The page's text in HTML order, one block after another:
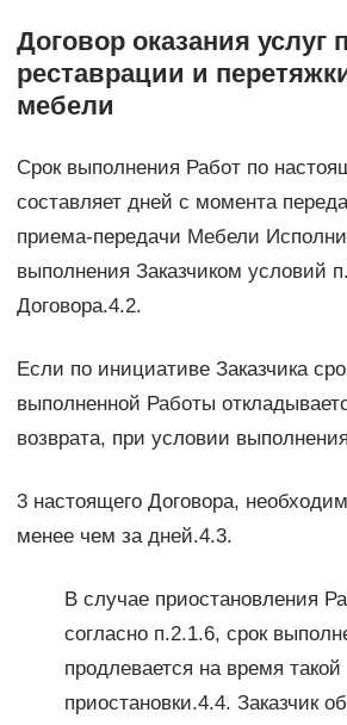
Договор оказания услуг
реставрации и
мебели
Срок выполнения Работ по
составляет дней с момента
приема-передачи Мебели
выполнения Заказчиком условий
Договора.4.2.
Если по инициативе Заказчика
выполненной Работы
возврата, при условии
3 настоящего Договора,
менее чем за дней.4.3.
В случае приостановления
согласно п.2.1.6, срок
продлевается на время такой
приостановки.4.4. Заказчик